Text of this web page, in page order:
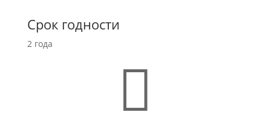
Срок годности
2 года
